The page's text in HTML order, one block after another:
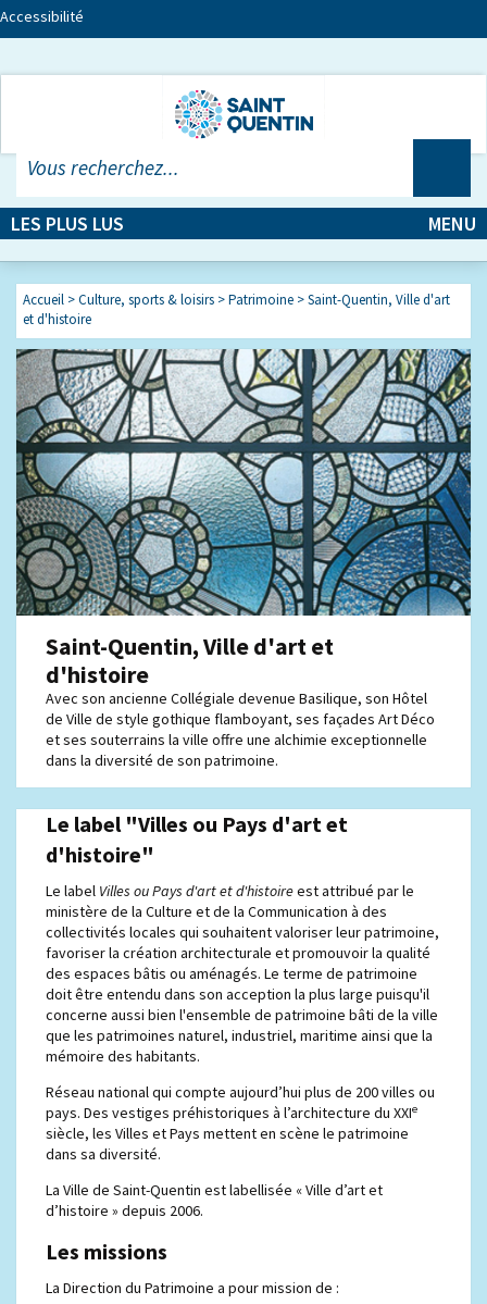
Accessibilité
LES PLUS LUS MENU
Accueil >Culture, sports & loisirs >Patrimoine >Saint-Quentin, Ville d'art
et d'histoire
Saint-Quentin, Ville d'art et
d'histoire
Avec son ancienne Collégiale devenue Basilique, son Hôtel
de Ville de style gothique flamboyant, ses façades Art Déco
et ses souterrains la ville offre une alchimie exceptionnelle
dans la diversité de son patrimoine.
Le label "Villes ou Pays d'art et
d'histoire"
Le label Villes ou Pays d'art et d'histoireest attribué par le
ministère de la Culture et de la Communication à des
collectivités locales qui souhaitent valoriser leur patrimoine,
favoriser la création architecturale et promouvoir la qualité
des espaces bâtis ou aménagés. Le terme de patrimoine
doit être entendu dans son acception la plus large puisqu'il
concerne aussi bien l'ensemble de patrimoine bâti de la ville
que les patrimoines naturel, industriel, maritime ainsi que la
mémoire des habitants.
Réseau national qui compte aujourd’hui plus de 200 villes ou
pays. Des vestiges préhistoriques à l’architecture du XXIe
siècle, les Villes et Pays mettent en scène le patrimoine
dans sa diversité.
La Ville de Saint-Quentin est labellisée « Ville d’art et
d’histoire » depuis 2006.
Les missions
La Direction du Patrimoine a pour mission de :